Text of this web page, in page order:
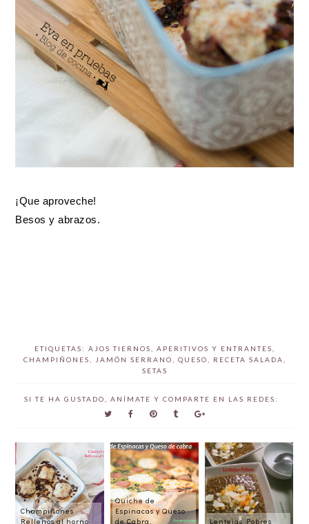
¡Que aproveche!
Besos y abrazos.
ETIQUETAS: AJOS TIERNOS APERITIVOS Y ENTRANTES
CHAMPIÑONES
JAMÓN SERRANO QUESO RECETA SALADA
SETAS
SI TE HA GUSTADO, ANÍMATE Y COMPARTE EN LAS REDES:
Champiñones
Rellenos al horno
Quiche de
Espinacas y Queso
de Cabra.
Lentejas Pobres